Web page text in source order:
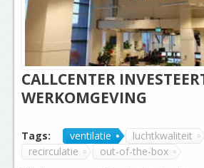
CALLCENTER
WERKOMGEVING
Tags: ventilatie luchtkwaliteit
recirculatie
out-of-the-box